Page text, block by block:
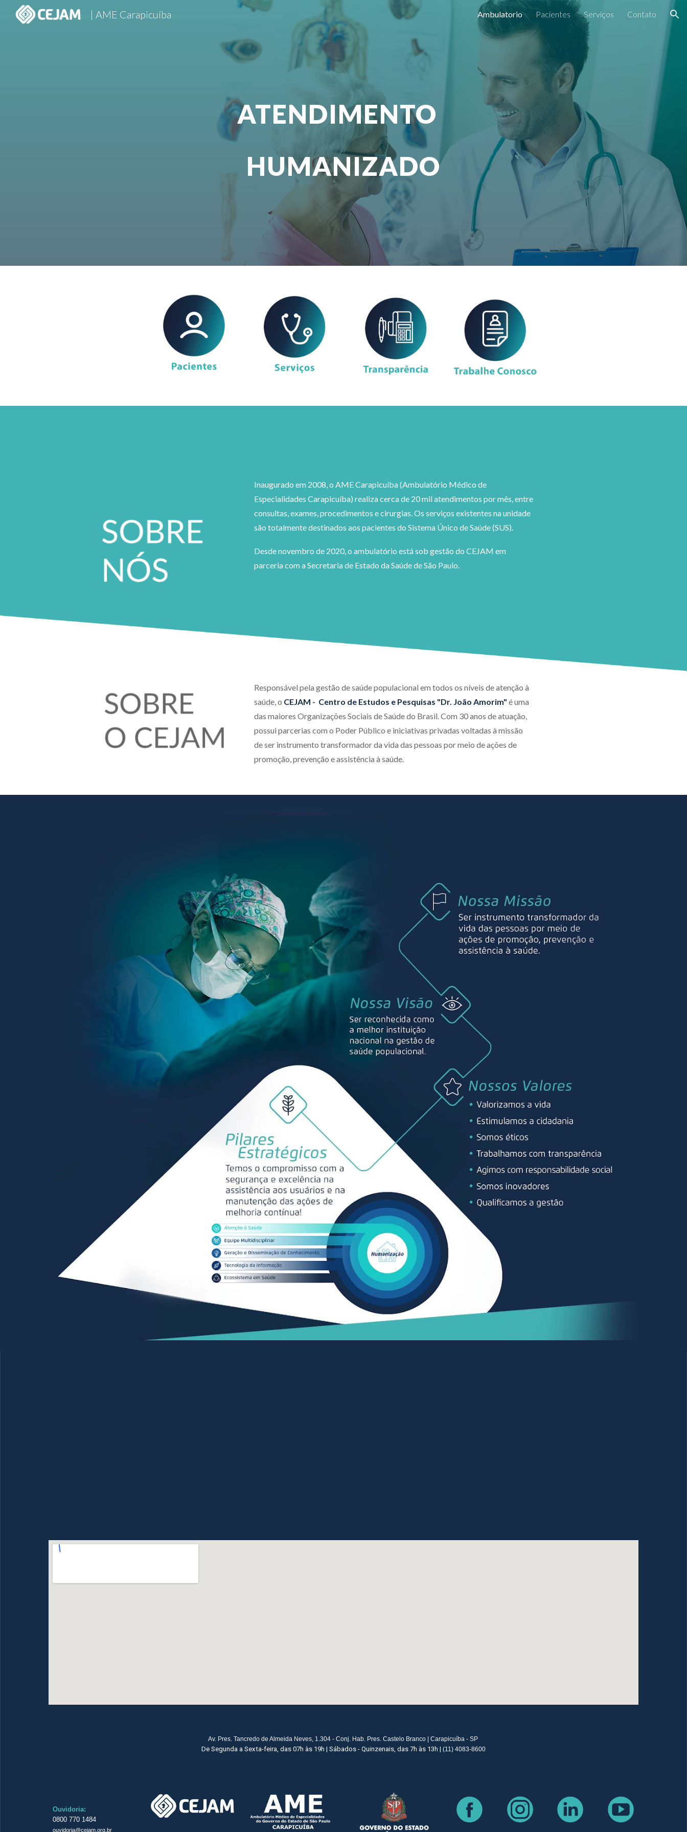
Skip to navigation
| AME Carapicuíba Ambulatorio Pacientes Serviços Contato
ATENDIMENTO
HUMANIZADO
Inaugurado em 2008, o AME Carapicuíba (Ambulatório Médico de
Especialidades Carapicuíba) realiza cerca de 20 mil atendimentos por mês, entre
consultas, exames, procedimentos e cirurgias. Os serviços existentes na unidade
são totalmente destinados aos pacientes do Sistema Único de Saúde (SUS).
Desde novembro de 2020, o ambulatório está sob gestão do CEJAM em
parceria com a Secretaria de Estado da Saúde de São Paulo.
Responsável pela gestão de saúde populacional em todos os níveis de atenção à
saúde,o CEJAM - Centro de Estudos e Pesquisas "Dr. João Amorim" é uma
das maiores Organizações Sociais de Saúde do Brasil. Com 30 anos de atuação,
possui parcerias com o Poder Público e iniciativas privadas voltadas à missão
de ser instrumento transformador da vida das pessoas por meio de ações de
promoção, prevenção e assistência à saúde.
Av. Pres. Tancredo de Almeida Neves, 1.304 - Conj. Hab. Pres. Castelo Branco | Carapicuíba - SP
De Segunda a Sexta-feira, das 07h às 19h | Sábados - Quinzenais, das 7h às 13h | (11) 4083-8600
Ouvidoria:
0800 770 1484
ouvidoria@cejam.org.br